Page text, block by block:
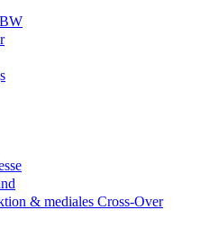
& mediales Cross-Over